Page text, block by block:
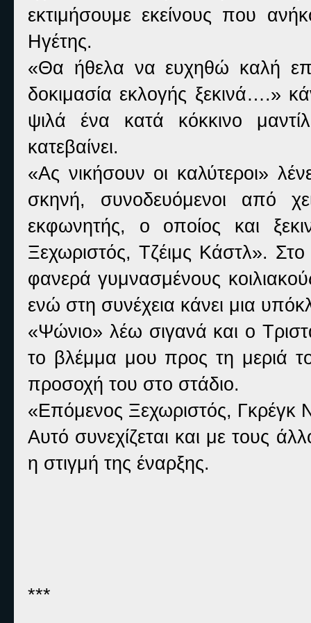
εκτιμήσουμε εκείνους που
Ηγέτης.
«Θα ήθελα να ευχηθώ καλή
δοκιμασία εκλογής ξεκινά….»
ψιλά ένα κατά κόκκινο
κατεβαίνει.
«Ας νικήσουν οι καλύτεροι»
σκηνή, συνοδευόμενοι από
εκφωνητής, ο οποίος και
Ξεχωριστός, Τζέιμς Κάστλ».
φανερά γυμνασμένους
ενώ στη συνέχεια κάνει μια
«Ψώνιο» λέω σιγανά και ο
το βλέμμα μου προς τη μεριά
προσοχή του στο στάδιο.
«Επόμενος Ξεχωριστός, Γκρέγκ
Αυτό συνεχίζεται και με τους
η στιγμή της έναρξης.
***